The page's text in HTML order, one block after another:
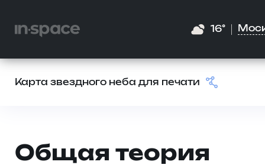
16°
Карта звездного неба для печати
Общая теория